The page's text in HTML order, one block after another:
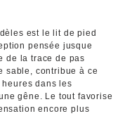
est le lit de pied
pensée jusque
de la trace de pas
sable, contribue à ce
dans les
gêne. Le tout favorise
encore plus